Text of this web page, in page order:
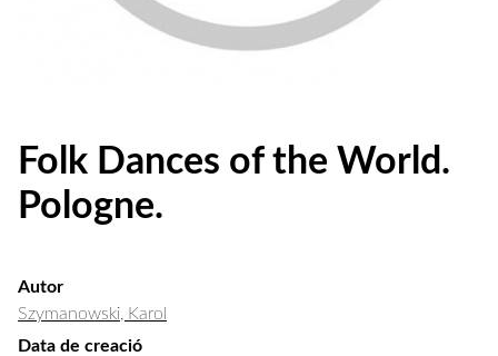
Folk Dances of the World.
Pologne.
Autor
Szymanowski, Karol
Data de creació